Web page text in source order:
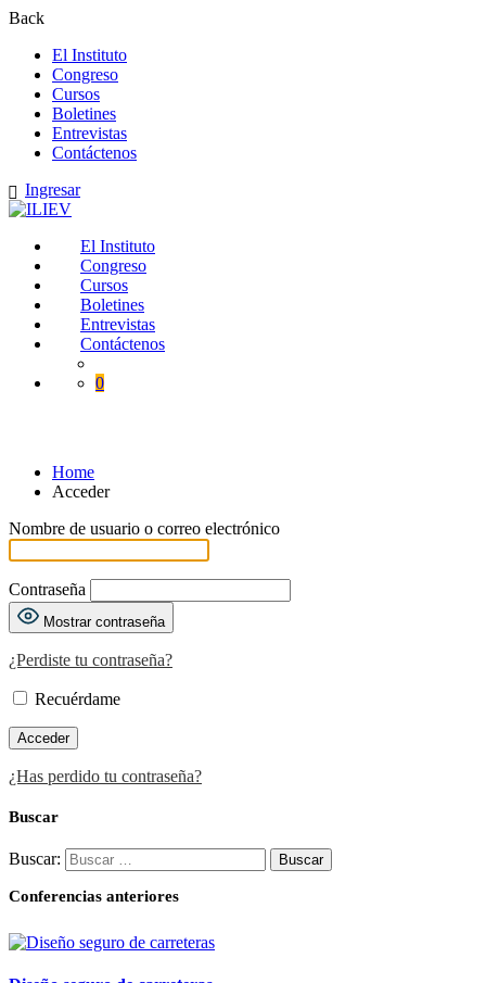
Back
El Instituto
Congreso
Cursos
Boletines
Entrevistas
Contáctenos
Ingresar
El Instituto
Congreso
Cursos
Boletines
Entrevistas
Contáctenos
0
Home
Acceder
Nombre de usuario o correo electrónico
Contraseña
Mostrar contraseña
¿Perdiste tu contraseña?
Recuérdame
¿Has perdido tu contraseña?
Buscar
Buscar:
Conferencias anteriores